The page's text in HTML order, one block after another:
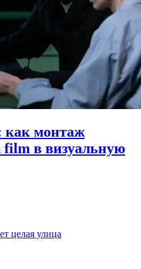
как монтаж
film в визуальную
целая улица